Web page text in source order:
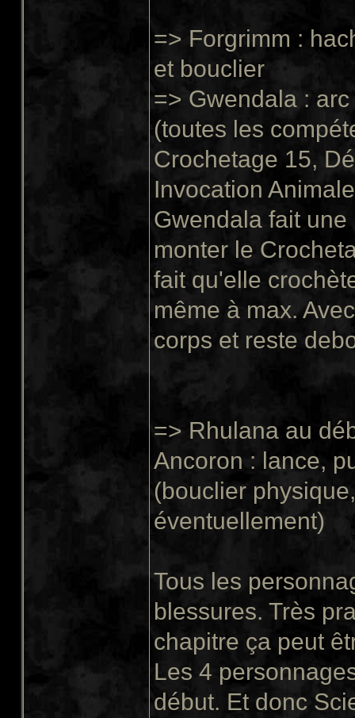
=> Forgrimm :
et bouclier
=> Gwendala :
(toutes les
Crochetage 15,
Invocation
Gwendala fait
monter le
fait qu'elle
même à max.
corps et reste
=> Rhulana au
Ancoron : lance,
(bouclier
éventuellement)
Tous les
blessures. Très
chapitre ça peut
Les 4
début. Et donc